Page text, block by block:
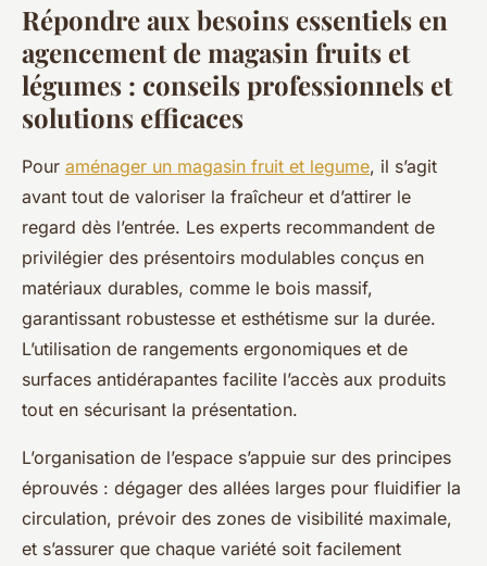
Répondre aux besoins essentiels en
agencement de magasin fruits et
légumes : conseils professionnels et
solutions efficaces
Pour aménager un magasin fruit et legume, il s’agit
avant tout de valoriser la fraîcheur et d’attirer le
regard dès l’entrée. Les experts recommandent de
privilégier des présentoirs modulables conçus en
matériaux durables, comme le bois massif,
garantissant robustesse et esthétisme sur la durée.
L’utilisation de rangements ergonomiques et de
surfaces antidérapantes facilite l’accès aux produits
tout en sécurisant la présentation.
L’organisation de l’espace s’appuie sur des principes
éprouvés : dégager des allées larges pour fluidifier la
circulation, prévoir des zones de visibilité maximale,
et s’assurer que chaque variété soit facilement